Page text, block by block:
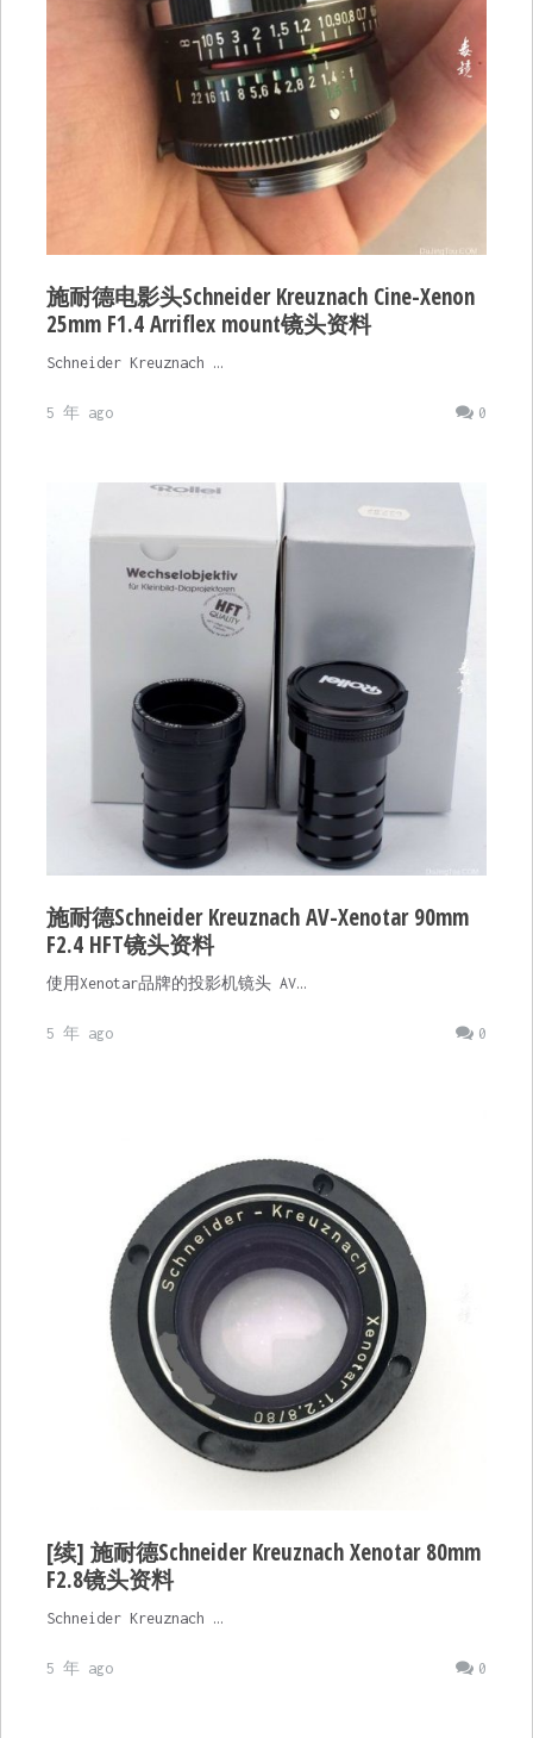
施耐德电影头Schneider Kreuznach Cine-Xenon
25mm F1.4 Arriflex mount镜头资料
Schneider Kreuznach …
0
5 年 ago
施耐德Schneider Kreuznach AV-Xenotar 90mm
F2.4 HFT镜头资料
使用Xenotar品牌的投影机镜头 AV…
0
5 年 ago
[续] 施耐德Schneider Kreuznach Xenotar 80mm
F2.8镜头资料
Schneider Kreuznach …
0
5 年 ago